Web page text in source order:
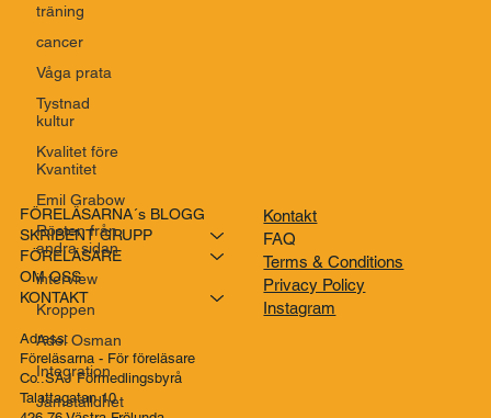
träning
cancer
Våga prata
Tystnad
kultur
Kvalitet före
Kvantitet
Emil Grabow
Rösten från
andra sidan
interview
Kroppen
Adel Osman
Integration
Jämställdhet
FÖRELÄSARNA´s BLOGG
SKRIBENT GRUPP
FÖRELÄSARE
KONTAKT
Adress:
Föreläsarna - För föreläsare
Kontakt
FAQ
Terms & Conditions